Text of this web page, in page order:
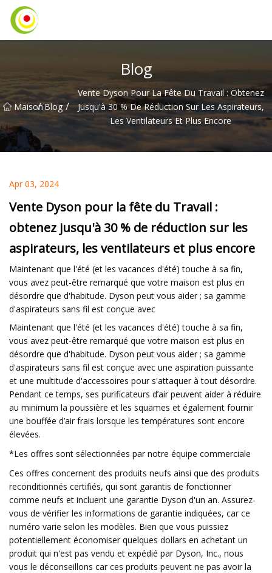
Blog
Maison
/ Blog /
Vente Dyson Pour La Fête Du Travail : Obtenez
Jusqu'à 30 % De Réduction Sur Les Aspirateurs,
Les Ventilateurs Et Plus Encore
Apr 03, 2024
Vente Dyson pour la fête du Travail :
obtenez jusqu'à 30 % de réduction sur les
aspirateurs, les ventilateurs et plus encore
Maintenant que l'été (et les vacances d'été) touche à sa fin,
vous avez peut-être remarqué que votre maison est plus en
désordre que d'habitude. Dyson peut vous aider ; sa gamme
d'aspirateurs sans fil est conçue avec
Maintenant que l'été (et les vacances d'été) touche à sa fin,
vous avez peut-être remarqué que votre maison est plus en
désordre que d'habitude. Dyson peut vous aider ; sa gamme
d'aspirateurs sans fil est conçue avec une aspiration puissante
et une multitude d'accessoires pour s'attaquer à tout désordre.
Pendant ce temps, ses purificateurs d’air peuvent aider à réduire
au minimum la poussière et les squames et également fournir
une bouffée d’air frais lorsque les températures sont encore
élevées.
*Les offres sont sélectionnées par notre équipe commerciale
Ces offres concernent des produits neufs ainsi que des produits
reconditionnés certifiés, qui sont garantis de fonctionner
comme neufs et incluent une garantie Dyson d'un an. Assurez-
vous de vérifier les informations de garantie indiquées, car ce
numéro varie selon les modèles. Bien que vous puissiez
potentiellement économiser quelques dollars en achetant un
produit qui n'est pas vendu et expédié par Dyson, Inc., nous
vous le déconseillons car ces produits peuvent ne pas avoir la